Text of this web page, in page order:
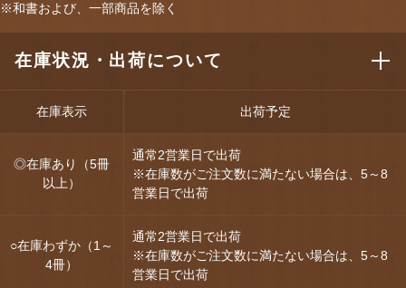
※和書および、一部商品を除く
在庫状況・出荷について
在庫表示 出荷予定
◎在庫あり（5冊
以上）
通常2営業日で出荷
※在庫数がご注文数に満たない場合は、5～8
営業日で出荷
○在庫わずか（1～
4冊）
通常2営業日で出荷
※在庫数がご注文数に満たない場合は、5～8
営業日で出荷